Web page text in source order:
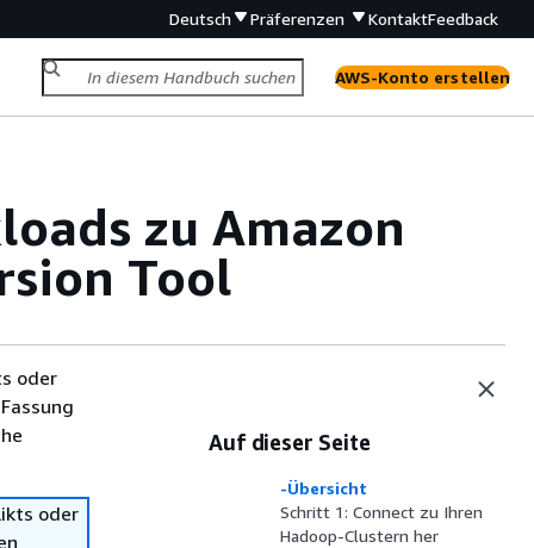
Deutsch Präferenzen KontaktFeedback
AWS-Konto erstellen
zu Amazon
Tool
oder
oder
Auf dieser Seite
-Übersicht
Schritt 1: Connect zu Ihren
Hadoop-Clustern her